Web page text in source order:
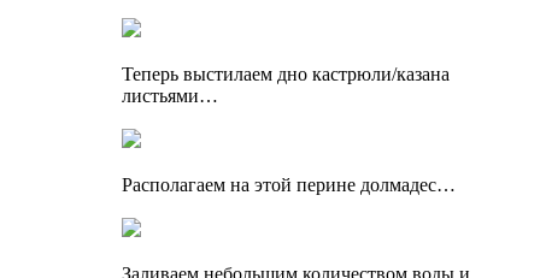
Теперь выстилаем дно кастрюли/казана
листьями…
Располагаем на этой перине долмадес…
Заливаем небольшим количеством воды и